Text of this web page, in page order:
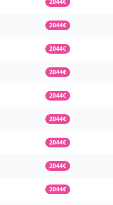
2044€
2044€
2044€
2044€
2044€
2044€
2044€
2044€
2044€